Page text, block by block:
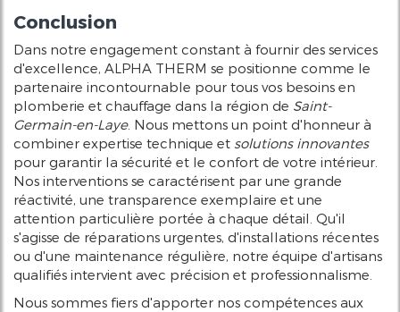
Conclusion
Dans notre engagement constant à fournir des services
d'excellence, ALPHA THERM se positionne comme le
partenaire incontournable pour tous vos besoins en
plomberie et chauffage dans la région de Saint-
Germain-en-Laye. Nous mettons un point d'honneur à
combiner expertise technique et solutions innovantes
pour garantir la sécurité et le confort de votre intérieur.
Nos interventions se caractérisent par une grande
réactivité, une transparence exemplaire et une
attention particulière portée à chaque détail. Qu'il
s'agisse de réparations urgentes, d'installations récentes
ou d'une maintenance régulière, notre équipe d'artisans
qualifiés intervient avec précision et professionnalisme.
Nous sommes fiers d'apporter nos compétences aux